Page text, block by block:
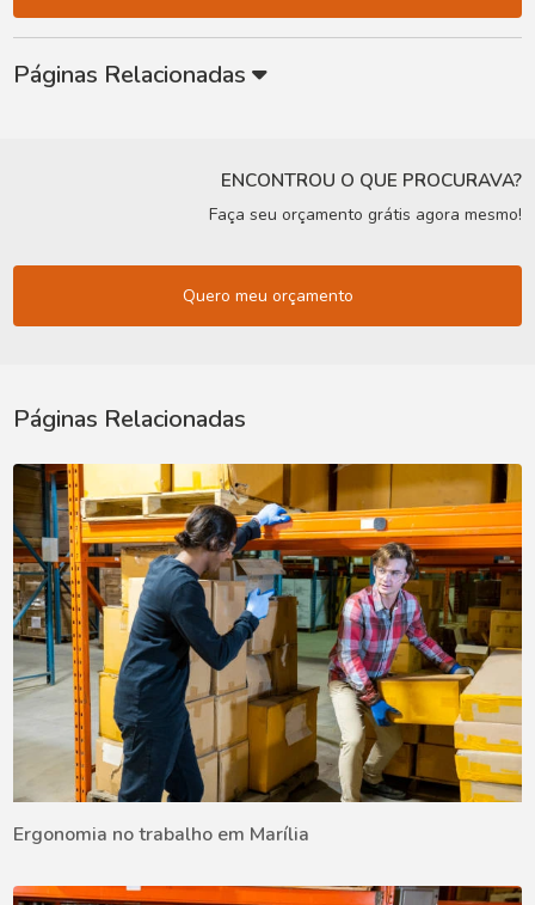
Páginas Relacionadas
ENCONTROU O QUE PROCURAVA?
Faça seu orçamento grátis agora mesmo!
Quero meu orçamento
Páginas Relacionadas
Ergonomia no trabalho em Marília